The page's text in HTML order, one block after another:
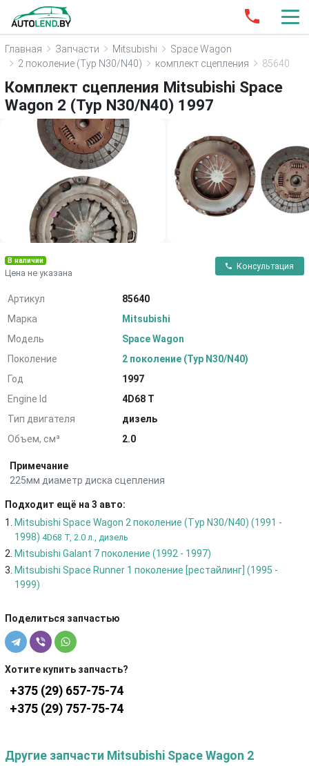
Главная Запчасти Mitsubishi
Space Wagon
2 поколение (Typ N30/N40)
комплект сцепления 85640
Комплект сцепления Mitsubishi Space
Wagon 2 (Typ N30/N40) 1997
В наличии
Цена не указана
Консультация
Артикул
85640
Марка
Mitsubishi
Модель
Space Wagon
Поколение
2 поколение (Typ N30/N40)
Год
1997
Engine Id
4D68 T
Тип двигателя
дизель
Объем, см³
2.0
Примечание
225мм диаметр диска сцепления
Подходит ещё на 3 авто:
Mitsubishi Space Wagon 2 поколение (Typ N30/N40) (1991 -
1998) 4D68 T, 2.0 л., дизель
Mitsubishi Galant 7 поколение (1992 - 1997)
Mitsubishi Space Runner 1 поколение [рестайлинг] (1995 -
1999)
Поделиться запчастью
Хотите купить запчасть?
+375 (29) 657-75-74
+375 (29) 757-75-74
Другие запчасти Mitsubishi Space Wagon 2